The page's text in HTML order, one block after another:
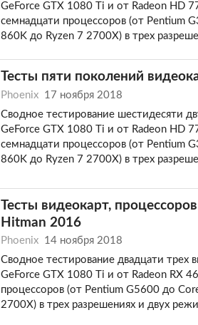
GeForce GTX 1080 Ti и от Radeon HD
семнадцати процессоров (от Pentium
860K до Ryzen 7 2700X) в трех
Тесты пяти поколений
Phoenix
17 ноября 2018
Сводное тестирование шестидесяти
GeForce GTX 1080 Ti и от Radeon HD
семнадцати процессоров (от Pentium
860K до Ryzen 7 2700X) в трех
Тесты видеокарт,
Hitman 2016
Phoenix
14 ноября 2018
Сводное тестирование двадцати трех
GeForce GTX 1080 Ti и от Radeon RX
процессоров (от Pentium G5600 до
2700X) в трех разрешениях и двух